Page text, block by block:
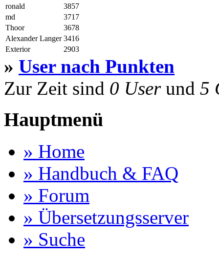
ronald
3857
md
3717
Thoor
3678
Alexander Langer 3416
Exterior
2903
» User nach Punkten
Zur Zeit sind 0 Userund 5
Hauptmenü
» Home
» Handbuch & FAQ
» Forum
» Übersetzungsserver
» Suche